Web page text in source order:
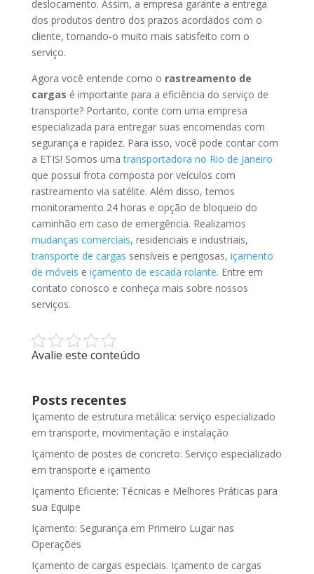
deslocamento. Assim, a empresa garante a entrega
dos produtos dentro dos prazos acordados com o
cliente, tornando-o muito mais satisfeito com o
serviço.
Agora você entende como o rastreamento de
cargas é importante para a eficiência do serviço de
transporte? Portanto, conte com uma empresa
especializada para entregar suas encomendas com
segurança e rapidez. Para isso, você pode contar com
a ETIS! Somos umatransportadora no Rio de Janeiro
que possui frota composta por veículos com
rastreamento via satélite. Além disso, temos
monitoramento 24 horas e opção de bloqueio do
caminhão em caso de emergência. Realizamos
mudanças comerciais, residenciais e industriais,
transporte de cargas sensíveis e perigosas, içamento
de móveis e içamento de escada rolante. Entre em
contato conosco e conheça mais sobre nossos
serviços.
Avalie este conteúdo
Posts recentes
Içamento de estrutura metálica: serviço especializado
em transporte, movimentação e instalação
Içamento de postes de concreto: Serviço especializado
em transporte e içamento
Içamento Eficiente: Técnicas e Melhores Práticas para
sua Equipe
Içamento: Segurança em Primeiro Lugar nas
Operações
Içamento de cargas especiais. Içamento de cargas